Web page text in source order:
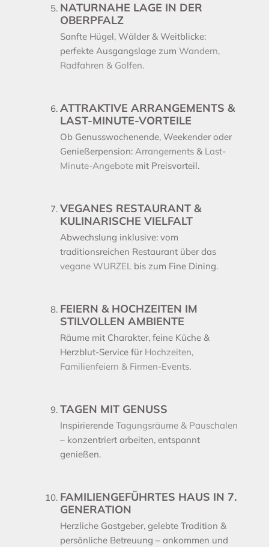
NATURNAHE LAGE IN DER
OBERPFALZ
Sanfte Hügel, Wälder & Weitblicke:
perfekte Ausgangslage zum Wandern,
Radfahren & Golfen.
ATTRAKTIVE ARRANGEMENTS &
LAST-MINUTE-VORTEILE
Ob Genusswochenende, Weekender oder
Genießerpension: Arrangements & Last-
Minute-Angebote mit Preisvorteil.
VEGANES RESTAURANT &
KULINARISCHE VIELFALT
Abwechslung inklusive: vom
traditionsreichen Restaurant über das
vegane WURZEL bis zum Fine Dining.
FEIERN & HOCHZEITEN IM
STILVOLLEN AMBIENTE
Räume mit Charakter, feine Küche &
Herzblut-Service für Hochzeiten,
Familienfeiern & Firmen-Events.
TAGEN MIT GENUSS
Inspirierende Tagungsräume & Pauschalen
– konzentriert arbeiten, entspannt
genießen.
FAMILIENGEFÜHRTES HAUS IN 7.
GENERATION
Herzliche Gastgeber, gelebte Tradition &
persönliche Betreuung – ankommen und